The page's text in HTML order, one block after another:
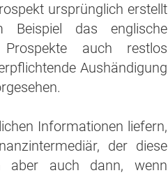
ursprünglich erstellt
Beispiel das englische
auch restlos
Aushändigung
Informationen liefern,
der diese
aber auch dann, wenn